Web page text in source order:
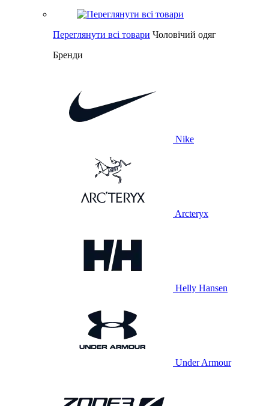
Переглянути всі товари Чоловічий одяг
Бренди
Nike
Arcteryx
Helly Hansen
Under Armour